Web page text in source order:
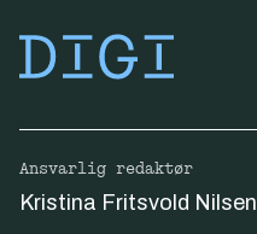
Ansvarlig redaktør
Kristina Fritsvold Nilsen